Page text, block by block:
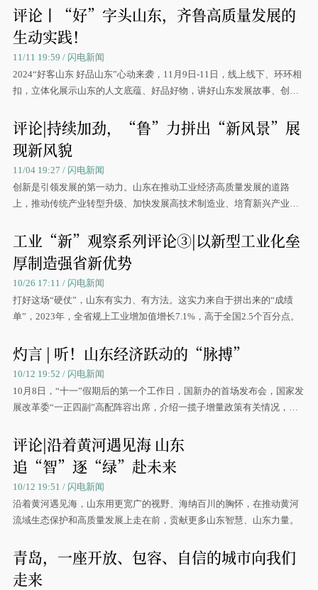
评论丨“好”字头山东，齐鲁高质量发展的
生动实践！
11/11 19:59 / 闪电新闻
2024“好客山东 好品山东”心动来袭，11月9日-11日，线上线下、环环相
扣，立体化展示山东的人文底蕴、好品好物，讲好山东发展故事、创新
评论|持续加劲，“鲁”力拼出“新风景”展
现新风貌
11/04 19:27 / 闪电新闻
创新是引领发展的第一动力。山东在推动工业经济高质量发展的道路
上，推动传统产业转型升级、加快发展高技术制造业、培育新兴产业和
工业“新”观察系列评论③|以新型工业化垒
厚制造强省新优势
10/26 17:11 / 闪电新闻
打好这场“硬仗”，山东有实力、有方法。这实力来自于拼出来的“成绩
单”，2023年，全省规上工业增加值增长7.1%，高于全国2.5个百分点。
灼言 | 听！山东经济跃动的“脉搏”
10/12 19:52 / 闪电新闻
10月8日，“十一”假期后的第一个工作日，国新办的首场发布会，国家发
展改革委“一正四副”高配阵容出席，介绍一揽子增量政策有关情况，并
评论|沿着黄河遇见海 山东
追“智”逐“绿”赴未来
10/12 19:51 / 闪电新闻
沿着黄河遇见海，山东用更宽广的视野、海纳百川的胸怀，在推动黄河
流域生态保护和高质量发展上走在前，贡献更多山东智慧、山东力量。
青岛，一座开放、包容、自信的城市向我们
走来